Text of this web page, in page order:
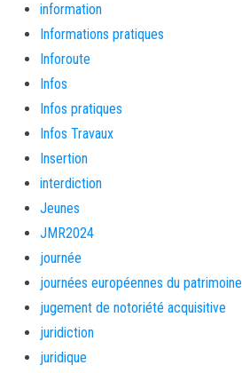
information
Informations pratiques
Inforoute
Infos
Infos pratiques
Infos Travaux
Insertion
interdiction
Jeunes
JMR2024
journée
journées européennes du patrimoine
jugement de notoriété acquisitive
juridiction
juridique